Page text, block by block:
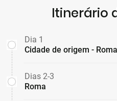
Itinerário
Dia 1
Cidade de origem - Roma
Dias 2-3
Roma